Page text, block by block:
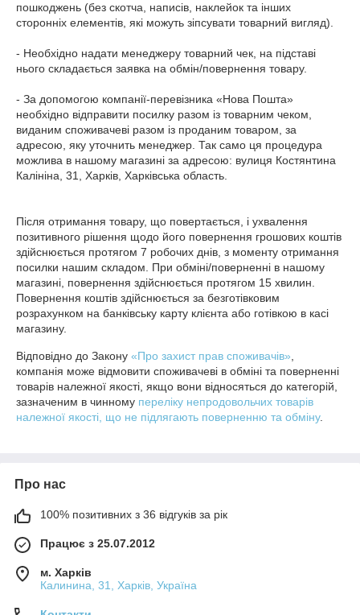
пошкоджень (без скотча, написів, наклейок та інших
сторонніх елементів, які можуть зіпсувати товарний вигляд).
- Необхідно надати менеджеру товарний чек, на підставі
нього складається заявка на обмін/повернення товару.
- За допомогою компанії-перевізника «Нова Пошта»
необхідно відправити посилку разом із товарним чеком,
виданим споживачеві разом із проданим товаром, за
адресою, яку уточнить менеджер. Так само ця процедура
можлива в нашому магазині за адресою: вулиця Костянтина
Калініна, 31, Харків, Харківська область.
Після отримання товару, що повертається, і ухвалення
позитивного рішення щодо його повернення грошових коштів
здійснюється протягом 7 робочих днів, з моменту отримання
посилки нашим складом. При обміні/поверненні в нашому
магазині, повернення здійснюється протягом 15 хвилин.
Повернення коштів здійснюється за безготівковим
розрахунком на банківську карту клієнта або готівкою в касі
магазину.
Відповідно до Закону «Про захист прав споживачів»
компанія може відмовити споживачеві в обміні та поверненні
товарів належної якості, якщо вони відносяться до категорій,
зазначеним в чинному переліку непродовольчих товарів
належної якості, що не підлягають поверненню та обміну.
Про нас
100% позитивних з 36 відгуків за рік
Працює з 25.07.2012
м. Харків
Калинина, 31, Харків, Україна